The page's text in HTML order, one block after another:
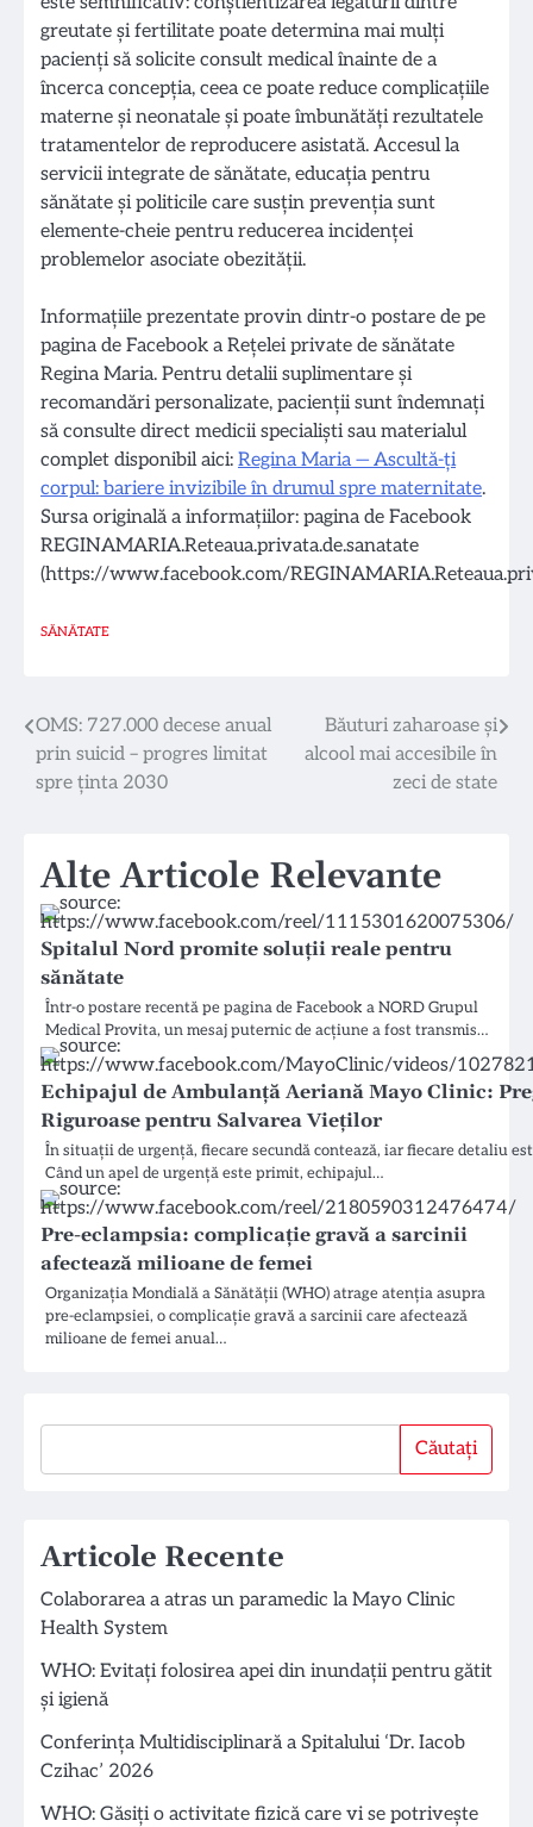
greutate și fertilitate poate determina mai mulți
pacienți să solicite consult medical înainte de a
încerca concepția, ceea ce poate reduce complicațiile
materne și neonatale și poate îmbunătăți rezultatele
tratamentelor de reproducere asistată. Accesul la
servicii integrate de sănătate, educația pentru
sănătate și politicile care susțin prevenția sunt
elemente-cheie pentru reducerea incidenței
problemelor asociate obezității.
Informațiile prezentate provin dintr-o postare de pe
pagina de Facebook a Rețelei private de sănătate
Regina Maria. Pentru detalii suplimentare și
recomandări personalizate, pacienții sunt îndemnați
să consulte direct medicii specialiști sau materialul
complet disponibil aici: Regina Maria — Ascultă-ți
corpul: bariere invizibile în drumul spre maternitate.
Sursa originală a informațiilor: pagina de Facebook
REGINAMARIA.Reteaua.privata.de.sanatate
(https://www.facebook.com/
SĂNĂTATE
Navigare
în
OMS: 727.000 decese anual
prin suicid – progres limitat
spre ținta 2030
Băuturi zaharoase și
alcool mai accesibile în
zeci de state
Alte Articole Relevante
Spitalul Nord promite soluții reale pentru
sănătate
Într-o postare recentă pe pagina de Facebook a NORD Grupul
Medical Provita, un mesaj puternic de acțiune a fost transmis…
Echipajul de Ambulanță Aeriană Mayo Clinic:
Riguroase pentru Salvarea Vieților
În situații de urgență, fiecare secundă contează, iar fiecare detaliu
Când un apel de urgență este primit, echipajul…
Pre-eclampsia: complicație gravă a sarcinii
afectează milioane de femei
Organizația Mondială a Sănătății (WHO) atrage atenția asupra
pre-eclampsiei, o complicație gravă a sarcinii care afectează
milioane de femei anual…
Căutați
Articole Recente
Colaborarea a atras un paramedic la Mayo Clinic
Health System
WHO: Evitați folosirea apei din inundații pentru gătit
și igienă
Conferința Multidisciplinară a Spitalului ‘Dr. Iacob
Czihac’ 2026
WHO: Găsiți o activitate fizică care vi se potrivește